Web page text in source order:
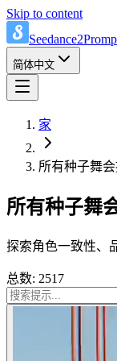
Skip to content
简体中文
家
所有种子舞
所有种子舞
探索角色一致性、
总数: 2517